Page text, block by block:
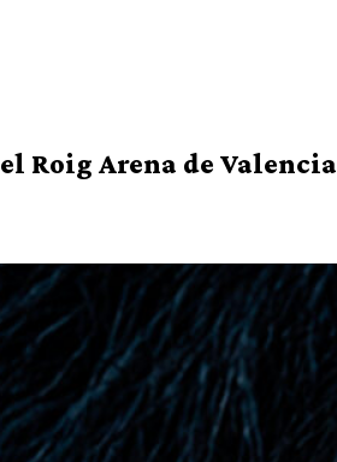
Roig Arena de Valencia